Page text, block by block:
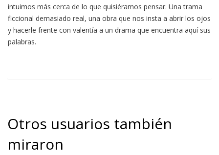
intuimos más cerca de lo que quisiéramos pensar. Una trama
ficcional demasiado real, una obra que nos insta a abrir los ojos
y hacerle frente con valentía a un drama que encuentra aquí sus
palabras.
Otros usuarios también
miraron